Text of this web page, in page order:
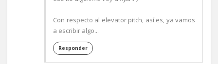
Con respecto al elevator pitch, así es, ya vamos
a escribir algo...
Responder